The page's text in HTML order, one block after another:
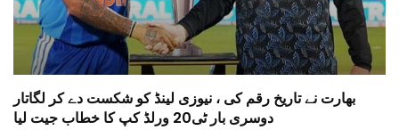
بھارت نے تاریخ رقم کی ، نیوزی لینڈ کو شکست دے کر لگاتار
دوسری بار ٹی20 ورلڈ کپ کا خطاب جیت لیا